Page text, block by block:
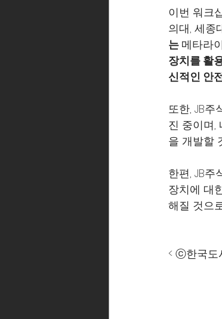
이번 워크
의대, 세종
는 메타라
장치를 활
신적인 안
또한, JB
진 중이며,
을 개발할
한편, JB
장치에 대
해질 것으
< ⓒ한국도